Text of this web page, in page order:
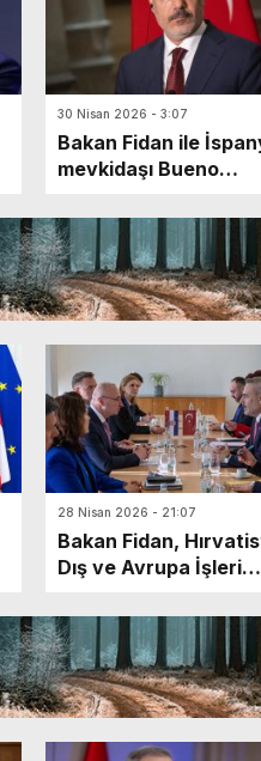
30 Nisan 2026 - 3:07
Bakan Fidan ile
mevkidaşı Bueno
28 Nisan 2026 - 21:07
Bakan Fidan,
Dış ve Avrupa İşleri
görüştü